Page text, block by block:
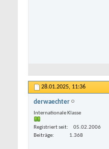
28.01.2025, 11:36
derwaechter
Internationale Klasse
Registriert seit
05.02.2006
Beiträge
1.368